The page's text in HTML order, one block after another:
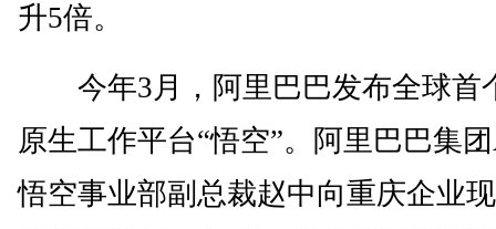
升5倍。
今年3月，阿里巴巴发布全球首
原生工作平台“悟空”。阿里巴巴集
悟空事业部副总裁赵中向重庆企业